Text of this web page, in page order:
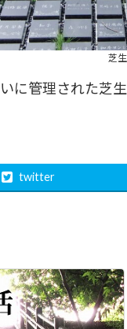
芝
に管理された芝
twitter